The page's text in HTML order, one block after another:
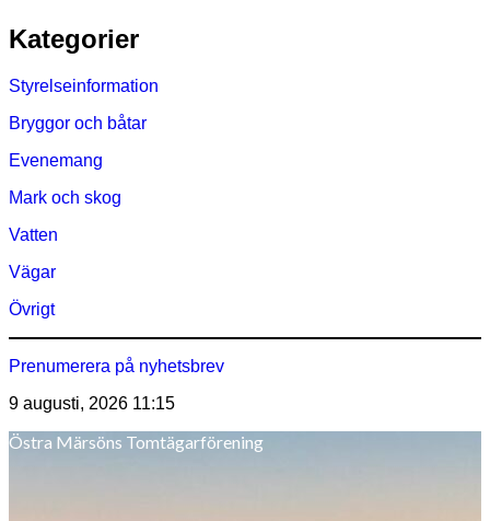
Hoppa
till
Kategorier
Styrelseinformation
Bryggor och båtar
Evenemang
Mark och skog
Vatten
Vägar
Övrigt
Prenumerera på nyhetsbrev
9 augusti, 2026 11:15
Östra Märsöns Tomtägarförening